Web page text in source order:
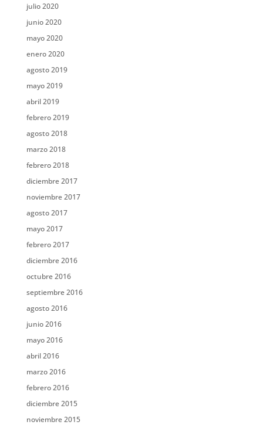
julio 2020
junio 2020
mayo 2020
enero 2020
agosto 2019
mayo 2019
abril 2019
febrero 2019
agosto 2018
marzo 2018
febrero 2018
diciembre 2017
noviembre 2017
agosto 2017
mayo 2017
febrero 2017
diciembre 2016
octubre 2016
septiembre 2016
agosto 2016
junio 2016
mayo 2016
abril 2016
marzo 2016
febrero 2016
diciembre 2015
noviembre 2015